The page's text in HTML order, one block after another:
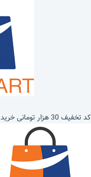
کد تخفیف 30 هزار تومانی خرید از سوپرمارکت های تاپ مارت